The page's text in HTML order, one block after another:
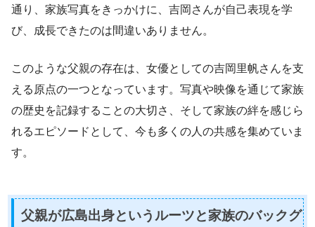
通り、家族写真をきっかけに、吉岡さんが自己表現を学
び、成長できたのは間違いありません。
このような父親の存在は、女優としての吉岡里帆さんを支
える原点の一つとなっています。写真や映像を通じて家族
の歴史を記録することの大切さ、そして家族の絆を感じら
れるエピソードとして、今も多くの人の共感を集めていま
す。
父親が広島出身というルーツと家族のバックグ